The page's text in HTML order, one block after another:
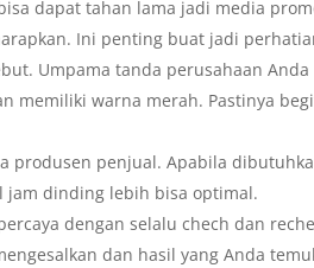
dapat tahan lama jadi media
Ini penting buat jadi
Umpama tanda perusahaan
memiliki warna merah. Pastinya
produsen penjual. Apabila
jam dinding lebih bisa optimal.
dengan selalu chech dan
dan hasil yang Anda